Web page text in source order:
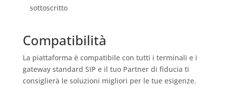
sottoscritto
Compatibilità
La piattaforma è compatibile con tutti i terminali e i
gateway standard SIP e il tuo Partner di fiducia ti
consiglierà le soluzioni migliori per le tue esigenze.